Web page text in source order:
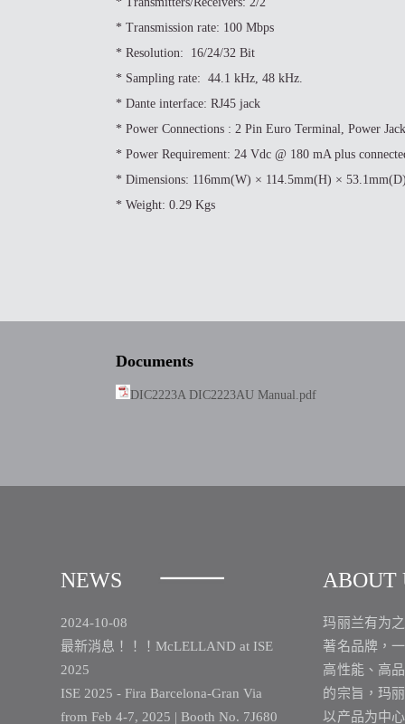
* Transmission rate: 100 Mbps
* Resolution: 16/24/32 Bit
* Sampling rate: 44.1 kHz, 48 kHz.
* Dante interface: RJ45 jack
* Power Connections : 2 Pin Euro Terminal, Power Jack
* Power Requirement: 24 Vdc @ 180 mA plus
* Dimensions: 116mm(W) × 114.5mm(H) × 53.1mm(D)
* Weight: 0.29 Kgs
Documents
DIC2223A DIC2223AU Manual.pdf
NEWS
2024-10-08
最新消息！！！McLELLAND at ISE
2025
ISE 2025 - Fira Barcelona-Gran Via
from Feb 4-7, 2025 | Booth No. 7J680
ABOUT
玛丽兰有为
著名品牌，
高性能、高
的宗旨，玛
以产品为中